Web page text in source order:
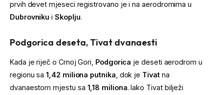
prvih devet mjeseci registrovano je i na aerodromima u
Dubrovniku iSkoplju.
Podgorica deseta, Tivat dvanaesti
Kada je riječ o Crnoj Gori, Podgorica je deseti aerodrom u
regionu sa1,42 miliona putnika , dok je Tivatna
dvanaestom mjestu sa 1,18 miliona. Iako Tivat bilježi